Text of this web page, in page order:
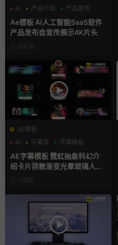
AI
产品介绍 产品宣传
Ae模板 AI人工智能SaaS软件
产品发布会宣传展示4K片头
6天前
AE模板
AI
字幕条 字幕模板
AE字幕模板 霓虹抽象科幻介
绍卡片弥散渐变光晕玻璃人名
1周前